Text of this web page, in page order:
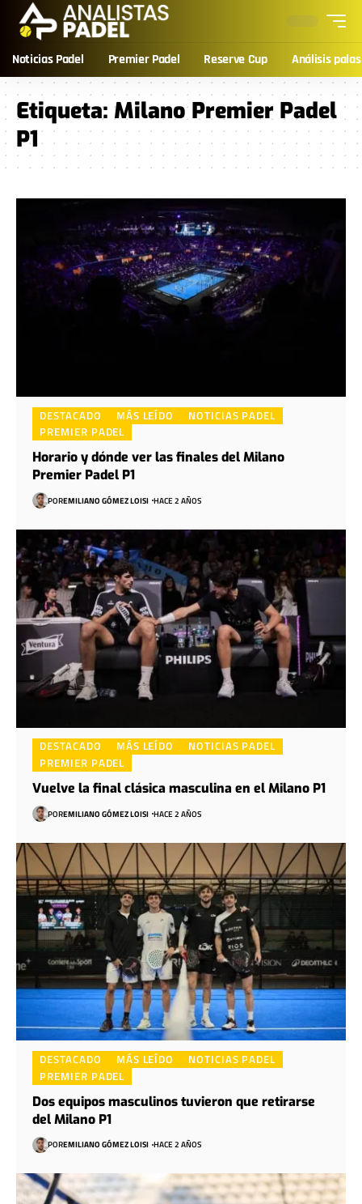
Noticias Padel Premier Padel Reserve Cup Análisis palas
Etiqueta: Milano Premier Padel
P1
DESTACADO MÁS LEÍDO
NOTICIAS PADEL
PREMIER PADEL
Horario y dónde ver las finales del Milano
Premier Padel P1
POREMILIANO GÓMEZ LOISI HACE 2 AÑOS
DESTACADO MÁS LEÍDO
NOTICIAS PADEL
PREMIER PADEL
Vuelve la final clásica masculina en el Milano P1
POREMILIANO GÓMEZ LOISI HACE 2 AÑOS
DESTACADO MÁS LEÍDO
NOTICIAS PADEL
PREMIER PADEL
Dos equipos masculinos tuvieron que retirarse
del Milano P1
POREMILIANO GÓMEZ LOISI HACE 2 AÑOS